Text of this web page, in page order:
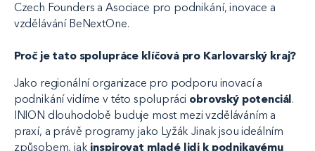
Czech Founders a Asociace pro podnikání, inovace a
vzdělávání BeNextOne.
Proč je tato spolupráce klíčová pro Karlovarský kraj?
Jako regionální organizace pro podporu inovací a
podnikání vidíme v této spolupráci obrovský potenciál.
INION dlouhodobě buduje most mezi vzděláváním a
praxí, a právě programy jako Lyžák Jinak jsou ideálním
způsobem, jak inspirovat mladé lidi k podnikavému